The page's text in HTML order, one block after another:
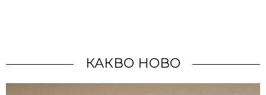
КАКВО НОВО